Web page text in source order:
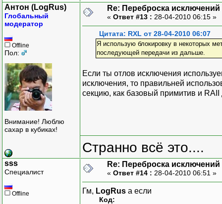
Антон (LogRus)
Глобальный
модератор
Offline
Пол:
Внимание! Люблю
сахар в кубиках!
Re: Переброска исключений
« Ответ #13 : 28-04-2010 06:15 »
Цитата: RXL от 28-04-2010 06:07
Я использую блокировку в некоторых
последующей передачи из дальше.
Если ты отлов исключения
исключения, то правильней
секцию, как базовый примитив и RAII
Странно всё это....
sss
Специалист
Offline
Re: Переброска исключений
« Ответ #14 : 28-04-2010 06:51 »
Гм, LogRus а если
Код: